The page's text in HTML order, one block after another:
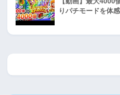
りパチモードを体感